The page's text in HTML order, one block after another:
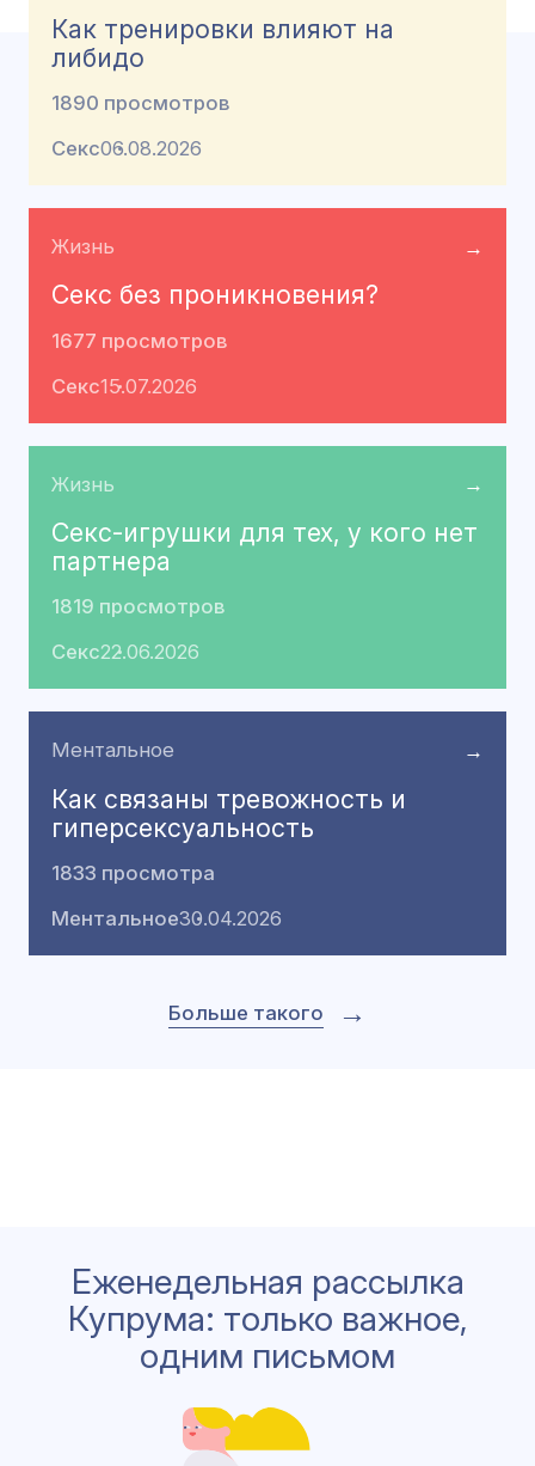
Как тренировки влияют на
либидо
1890 просмотров
Секс06.08.2026
Жизнь →
Секс без проникновения?
1677 просмотров
Секс15.07.2026
Жизнь →
Секс-игрушки для тех, у кого нет
партнера
1819 просмотров
Секс22.06.2026
Ментальное →
Как связаны тревожность и
гиперсексуальность
1833 просмотра
Ментальное30.04.2026
Больше такого →
Еженедельная рассылка
Купрума: только важное,
одним письмом